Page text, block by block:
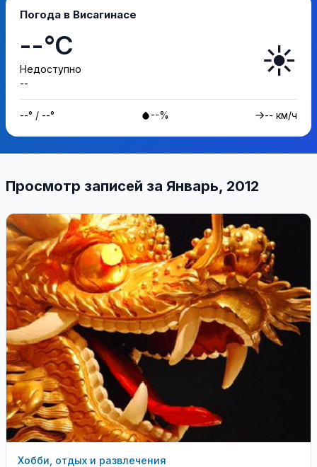
Погода в Висагинасе
--°C
Недоступно
--
☀️
--° / --° --% -- км/ч
Просмотр записей за Январь, 2012
Хобби, отдых и развлечения